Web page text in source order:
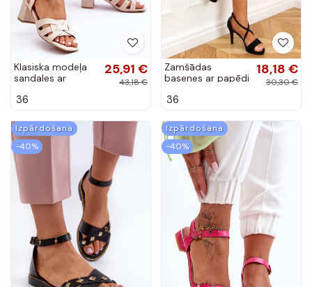
Klasiska modeļa
sandales ar
krāsas Misty
25,91 €
43,18 €
36
Zamšādas
basenes ar papēdi
18,18 €
30,30 €
36
Izpārdošana
-40%
Izpārdošana
-40%